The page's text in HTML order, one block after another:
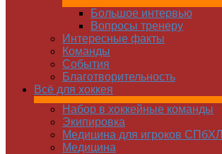
Большое интервью
Вопросы тренеру
Интересные факты
Команды
Cобытия
Благотворительность
Всё для хоккея
Набор в хоккейные команды
Экипировка
Медицина для игроков СПбХЛ
Медицина